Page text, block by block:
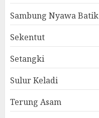
Sambung Nyawa Batik
Sekentut
Setangki
Sulur Keladi
Terung Asam